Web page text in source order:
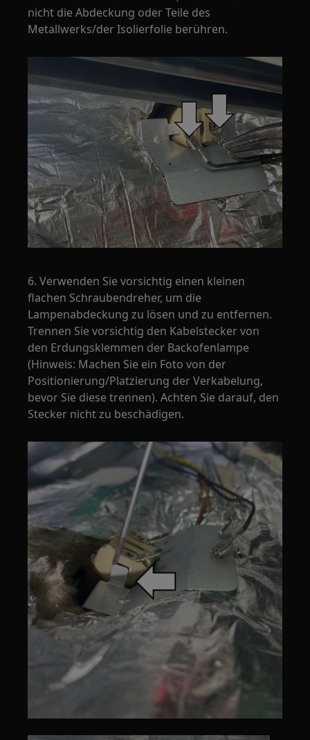
nicht die Abdeckung oder Teile des
Metallwerks/der Isolierfolie berühren.
6. Verwenden Sie vorsichtig einen kleinen
flachen Schraubendreher, um die
Lampenabdeckung zu lösen und zu entfernen.
Trennen Sie vorsichtig den Kabelstecker von
den Erdungsklemmen der Backofenlampe
(Hinweis: Machen Sie ein Foto von der
Positionierung/Platzierung der Verkabelung,
bevor Sie diese trennen). Achten Sie darauf, den
Stecker nicht zu beschädigen.